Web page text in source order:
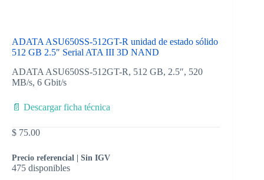
ADATA ASU650SS-512GT-R unidad de estado sólido
512 GB 2.5″ Serial ATA III 3D NAND
ADATA ASU650SS-512GT-R, 512 GB, 2.5″, 520
MB/s, 6 Gbit/s
📄 Descargar ficha técnica
$ 75.00
Precio referencial | Sin IGV
475 disponibles